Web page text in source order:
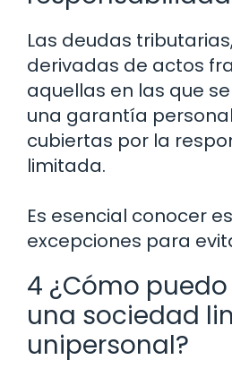
Las deudas
derivadas de actos
aquellas en las que
una garantía
cubiertas por la
limitada.
Es esencial conocer
excepciones para
4 ¿Cómo
una sociedad
unipersonal?